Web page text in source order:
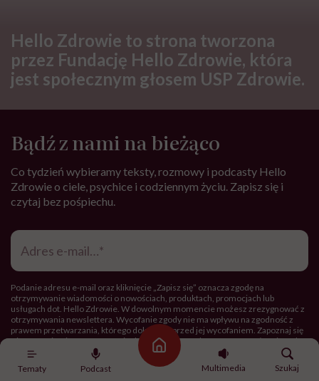
Tematy Podcast
Strona główna
Multimedia
Szukaj
Hello Zdrowie to strona tworzona
przez Fundację Hello Zdrowie, która
jest społecznym głosem USP Zdrowie.
Bądź z nami na bieżąco
Co tydzień wybieramy teksty, rozmowy i podcasty Hello
Zdrowie o ciele, psychice i codziennym życiu. Zapisz się i
czytaj bez pośpiechu.
Adres
mail*
Podanie adresu e-mail oraz kliknięcie „Zapisz się” oznacza zgodę na
otrzymywanie wiadomości o nowościach, produktach, promocjach lub
usługach dot. Hello Zdrowie. W dowolnym momencie możesz zrezygnować z
otrzymywania newslettera. Wycofanie zgody nie ma wpływu na zgodność z
prawem przetwarzania, którego dokonano przed jej wycofaniem. Zapoznaj się
z informacjami o przetwarzaniu danych osobowych, w tym o przysługujących
Ci prawach, w naszej
Polityce prywatności